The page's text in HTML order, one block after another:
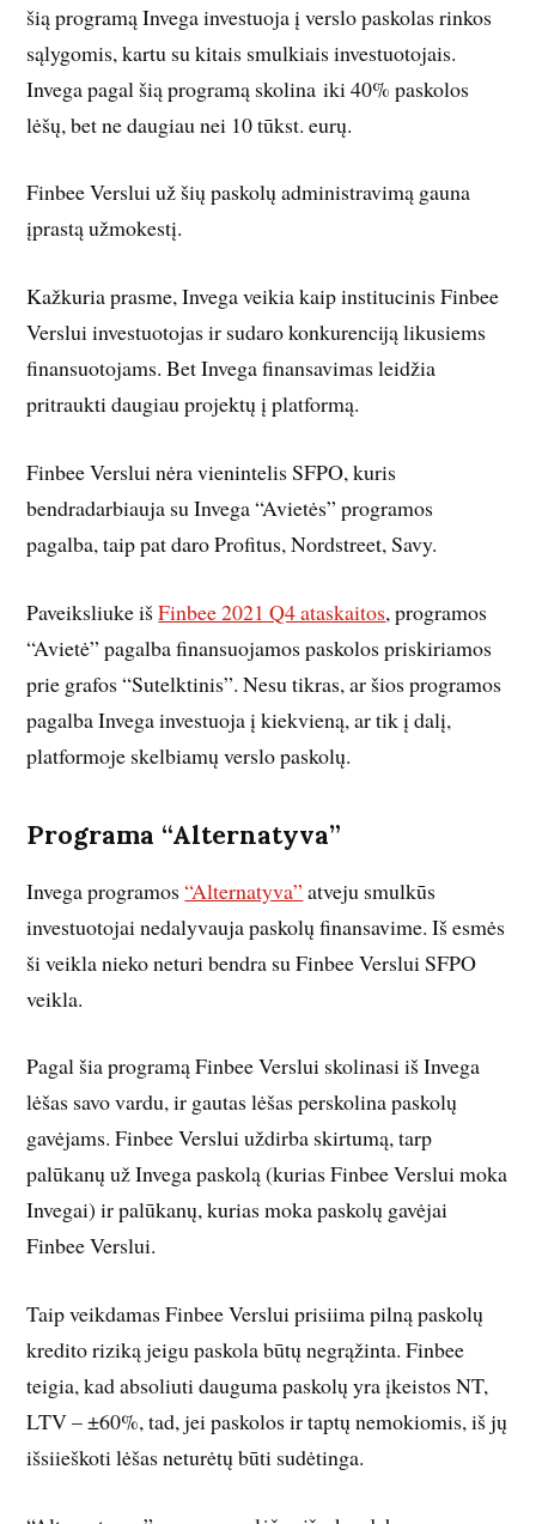
šią programą Invega investuoja į verslo paskolas rinkos
sąlygomis, kartu su kitais smulkiais investuotojais.
Invega pagal šią programą skolina iki 40% paskolos
lėšų, bet ne daugiau nei 10 tūkst. eurų.
Finbee Verslui už šių paskolų administravimą gauna
įprastą užmokestį.
Kažkuria prasme, Invega veikia kaip institucinis Finbee
Verslui investuotojas ir sudaro konkurenciją likusiems
finansuotojams. Bet Invega finansavimas leidžia
pritraukti daugiau projektų į platformą.
Finbee Verslui nėra vienintelis SFPO, kuris
bendradarbiauja su Invega “Avietės” programos
pagalba, taip pat daro Profitus, Nordstreet, Savy.
Paveiksliuke išFinbee 2021 Q4 ataskaitos, programos
“Avietė” pagalba finansuojamos paskolos priskiriamos
prie grafos “Sutelktinis”. Nesu tikras, ar šios programos
pagalba Invega investuoja į kiekvieną, ar tik į dalį,
platformoje skelbiamų verslo paskolų.
Programa “Alternatyva”
Invega programos“Alternatyva” atveju smulkūs
investuotojai nedalyvauja paskolų finansavime. Iš esmės
ši veikla nieko neturi bendra su Finbee Verslui SFPO
veikla.
Pagal šia programą Finbee Verslui skolinasi iš Invega
lėšas savo vardu, ir gautas lėšas perskolina paskolų
gavėjams. Finbee Verslui uždirba skirtumą, tarp
palūkanų už Invega paskolą (kurias Finbee Verslui moka
Invegai) ir palūkanų, kurias moka paskolų gavėjai
Finbee Verslui.
Taip veikdamas Finbee Verslui prisiima pilną paskolų
kredito riziką jeigu paskola būtų negrąžinta. Finbee
teigia, kad absoliuti dauguma paskolų yra įkeistos NT,
LTV – ±60%, tad, jei paskolos ir taptų nemokiomis, iš jų
išsiieškoti lėšas neturėtų būti sudėtinga.